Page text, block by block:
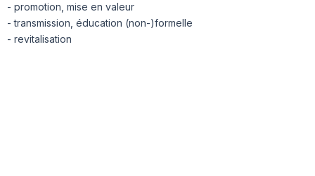
- promotion, mise en valeur
- transmission, éducation (non-)formelle
- revitalisation